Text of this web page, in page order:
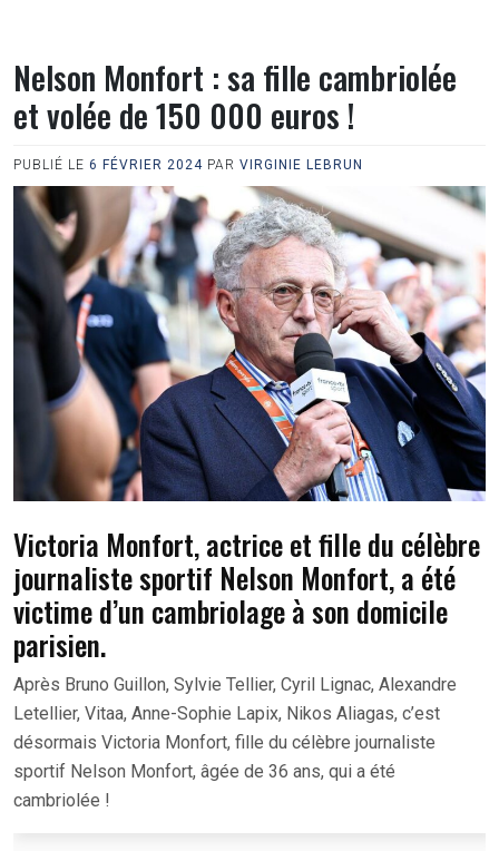
Nelson Monfort : sa fille cambriolée
et volée de 150 000 euros !
PUBLIÉ LE 6 FÉVRIER 2024 PAR VIRGINIE LEBRUN
Victoria Monfort, actrice et fille du célèbre
journaliste sportif Nelson Monfort, a été
victime d’un cambriolage à son domicile
parisien.
Après Bruno Guillon, Sylvie Tellier, Cyril Lignac, Alexandre
Letellier, Vitaa, Anne-Sophie Lapix, Nikos Aliagas, c’est
désormais Victoria Monfort, fille du célèbre journaliste
sportif Nelson Monfort, âgée de 36 ans, qui a été
cambriolée !